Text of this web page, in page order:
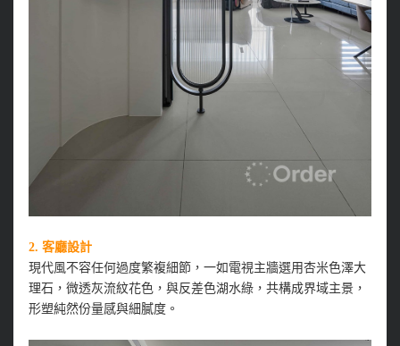
2. 客廳設計
現代風不容任何過度繁複細節，一如電視主牆選用杏米色澤大
理石，微透灰流紋花色，與反差色湖水綠，共構成界域主景，
形塑純然份量感與細膩度。